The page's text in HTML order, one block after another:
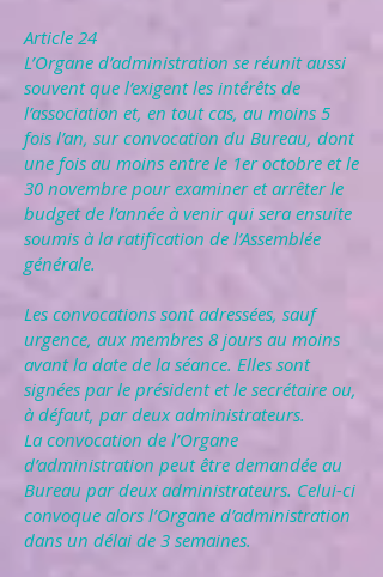
Article 24
L’Organe d’administration se réunit aussi
souvent que l’exigent les intérêts de
l’association et, en tout cas, au moins 5
fois l’an, sur convocation du Bureau, dont
une fois au moins entre le 1er octobre et le
30 novembre pour examiner et arrêter le
budget de l’année à venir qui sera ensuite
soumis à la ratification de l’Assemblée
générale.
Les convocations sont adressées, sauf
urgence, aux membres 8 jours au moins
avant la date de la séance. Elles sont
signées par le président et le secrétaire ou,
à défaut, par deux administrateurs.
La convocation de l’Organe
d’administration peut être demandée au
Bureau par deux administrateurs. Celui-ci
convoque alors l’Organe d’administration
dans un délai de 3 semaines.